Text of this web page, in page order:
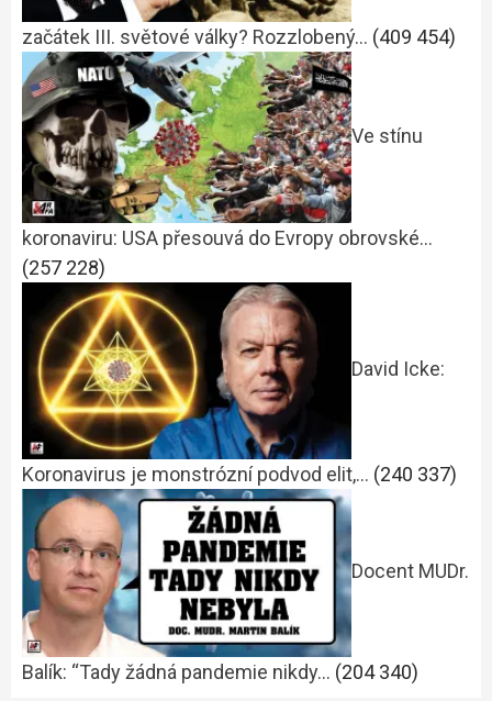
začátek III. světové války? Rozzlobený… (409 454)
Ve stínu
koronaviru: USA přesouvá do Evropy obrovské…
(257 228)
David Icke:
Koronavirus je monstrózní podvod elit,… (240 337)
Docent MUDr.
Balík: “Tady žádná pandemie nikdy… (204 340)